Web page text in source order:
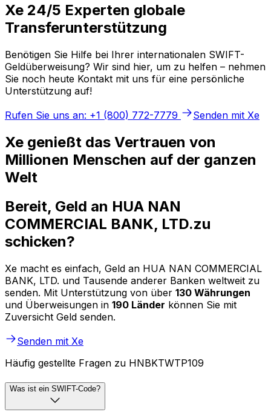
Xe 24/5 Experten globale
Transferunterstützung
Benötigen Sie Hilfe bei Ihrer internationalen SWIFT-
Geldüberweisung? Wir sind hier, um zu helfen – nehmen
Sie noch heute Kontakt mit uns für eine persönliche
Unterstützung auf!
Rufen Sie uns an: +1 (800) 772-7779
Senden mit Xe
Xe genießt das Vertrauen von
Millionen Menschen auf der ganzen
Welt
Bereit, Geld an HUA NAN
COMMERCIAL BANK, LTD.zu
schicken?
Xe macht es einfach, Geld an HUA NAN COMMERCIAL
BANK, LTD. und Tausende anderer Banken weltweit zu
senden. Mit Unterstützung von über 130 Währungen
und Überweisungen in 190 Länder können Sie mit
Zuversicht Geld senden.
Senden mit Xe
Häufig gestellte Fragen zu HNBKTWTP109
Was ist ein SWIFT-Code?